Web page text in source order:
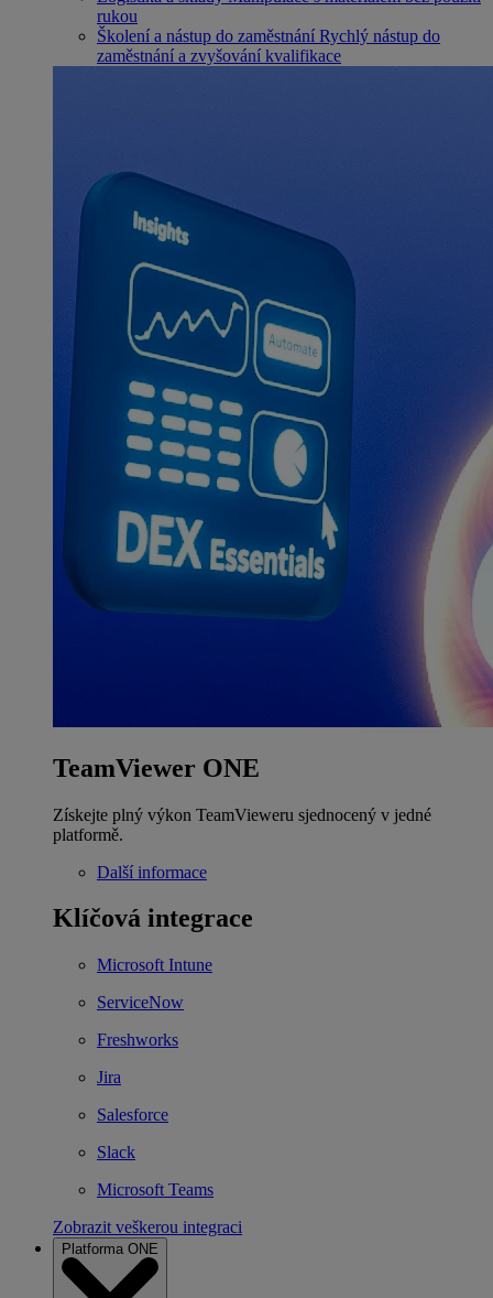
rukou
Školení a nástup do zaměstnání Rychlý nástup do
zaměstnání a zvyšování kvalifikace
TeamViewer ONE
Získejte plný výkon TeamVieweru sjednocený v jedné
platformě.
Další informace
Klíčová integrace
Microsoft Intune
ServiceNow
Freshworks
Jira
Salesforce
Slack
Microsoft Teams
Zobrazit veškerou integraci
Platforma ONE